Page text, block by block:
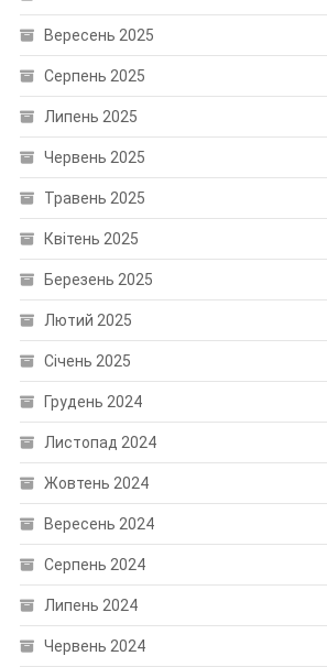
Вересень 2025
Серпень 2025
Липень 2025
Червень 2025
Травень 2025
Квітень 2025
Березень 2025
Лютий 2025
Січень 2025
Грудень 2024
Листопад 2024
Жовтень 2024
Вересень 2024
Серпень 2024
Липень 2024
Червень 2024